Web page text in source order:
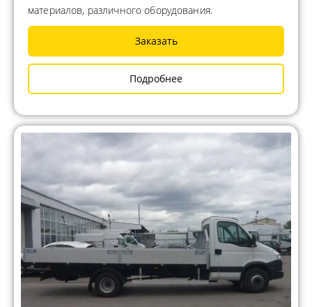
материалов, различного оборудования.
Заказать
Подробнее